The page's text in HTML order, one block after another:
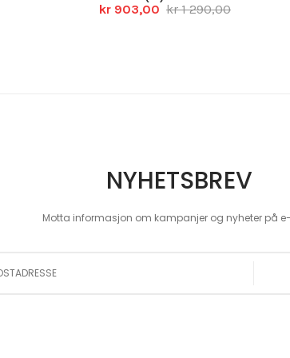
kr 903,00 kr 1 290,00
NYHETSBREV
Motta informasjon om kampanjer og nyheter på